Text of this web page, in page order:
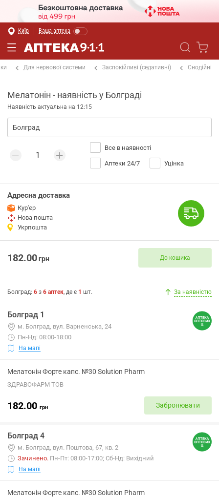
Київ Ваша аптека
Для нервової системи Заспокійливі (седативні) Снодійні
Мелатонін - наявність у Болграді
Наявність актуальна на 12:15
Все в наявності
Аптеки 24/7 Уцінка
Адресна доставка
Кур'єр
Нова пошта
Укрпошта
182.00грн До кошика
Болград: 6 з 6 аптек, де є 1 шт. За наявністю
Болград 1
м. Болград, вул. Варненська, 24
Пн-Нд: 08:00-18:00
На мапі
Мелатонін Форте капс. №30 Solution Pharm
ЗДРАВОФАРМ ТОВ
182.00 грн Забронювати
Болград 4
м. Болград, вул. Поштова, 67, кв. 2
Зачинено. Пн-Пт: 08:00-17:00; Сб-Нд: Вихідний
На мапі
Мелатонін Форте капс. №30 Solution Pharm